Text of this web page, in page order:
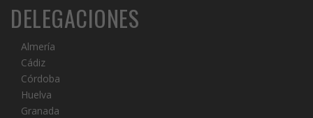
DELEGACIONES
Almería
Cádiz
Córdoba
Huelva
Granada